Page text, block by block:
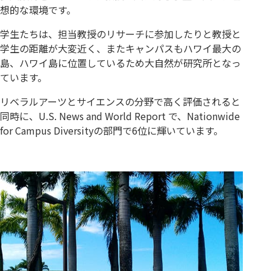
想的な環境です。
学生たちは、担当教授のリサーチに参加したりと教授と
学生の距離が大変近く、またキャンパスもハワイ最大の
島、ハワイ島に位置しているため大自然が研究所となっ
ています。
リベラルアーツとサイエンスの分野で高く評価されると
同時に、U.S. News and World Report で、Nationwide
for Campus Diversityの部門で6位に輝いています。